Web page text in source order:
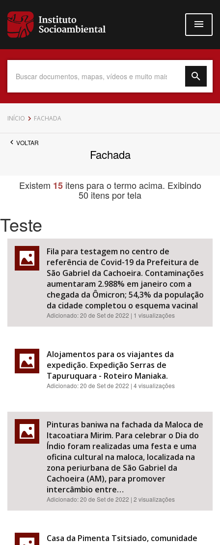
para
conteúdo
Data do Documento
Tema
Área de Levantamento
Área Protegida
INÍCIO FACHADA
VOLTAR
Fachada
Existem 15itens para o termo acima. Exibindo
50 itens por tela
Teste
Fila para testagem no centro de
referência de Covid-19 da Prefeitura de
São Gabriel da Cachoeira. Contaminações
aumentaram 2.988% em janeiro com a
chegada da Ômicron; 54,3% da população
da cidade completou o esquema vacinal
Adicionado:20 de Set de 2022 | 1 visualizações
Alojamentos para os viajantes da
expedição. Expedição Serras de
Tapuruquara - Roteiro Maniaka.
Adicionado:20 de Set de 2022 | 4 visualizações
Pinturas baniwa na fachada da Maloca de
Itacoatiara Mirim. Para celebrar o Dia do
Índio foram realizadas uma festa e uma
oficina cultural na maloca, localizada na
zona periurbana de São Gabriel da
Cachoeira (AM), para promover
intercâmbio entre…
Adicionado:20 de Set de 2022 | 2 visualizações
Casa da Pimenta Tsitsiado, comunidade